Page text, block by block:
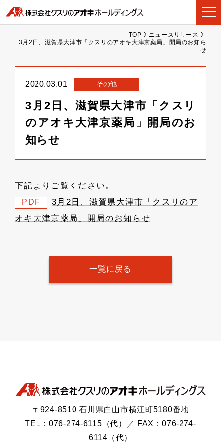
TOP
ニュースリリース
3月2日、滋賀県大津市「クスリのアオキ大津京薬局」開局のお知ら
せ
2020.03.01 その他
3月2日、滋賀県大津市「クスリ
のアオキ大津京薬局」開局のお
知らせ
下記よりご覧ください。
PDF
3月2日、滋賀県大津市「クスリのア
オキ大津京薬局」開局のお知らせ
一覧に戻る
〒924-8510 石川県白山市横江町5180番地
TEL：076-274-6115（代）／ FAX：076-274-
6114（代）